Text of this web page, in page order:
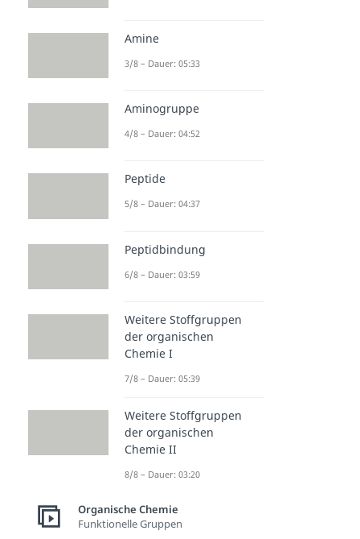
Markovnikov Regel
Eliminierung
Amine
3/8 – Dauer: 05:33
Aminogruppe
4/8 – Dauer: 04:52
Peptide
5/8 – Dauer: 04:37
Peptidbindung
6/8 – Dauer: 03:59
Weitere Stoffgruppen
der organischen
Chemie I
7/8 – Dauer: 05:39
Weitere Stoffgruppen
der organischen
Chemie II
8/8 – Dauer: 03:20
Organische Chemie
Funktionelle Gruppen